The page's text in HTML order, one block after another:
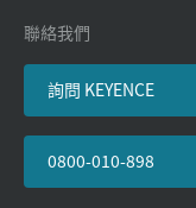
聯絡我們
詢問 KEYENCE
0800-010-898